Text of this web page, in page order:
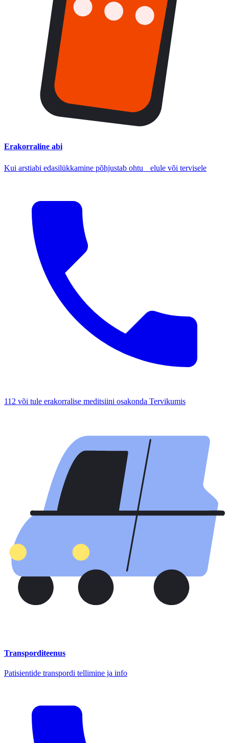
Erakorraline abi
Kui arstiabi edasilükkamine põhjustab ohtu elule või tervisele
112 või tule erakorralise meditsiini osakonda Tervikumis
Transporditeenus
Patisientide transpordi tellimine ja info